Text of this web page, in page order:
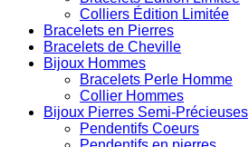
Colliers Édition Limitée
Bracelets en Pierres
Bracelets de Cheville
Bijoux Hommes
Bracelets Perle Homme
Collier Hommes
Bijoux Pierres Semi-Précieuses
Pendentifs Coeurs